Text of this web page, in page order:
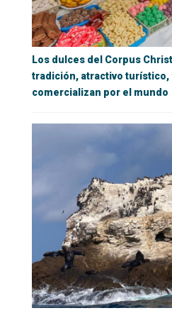
Los dulces del Corpus
tradición, atractivo turístico,
comercializan por el mundo